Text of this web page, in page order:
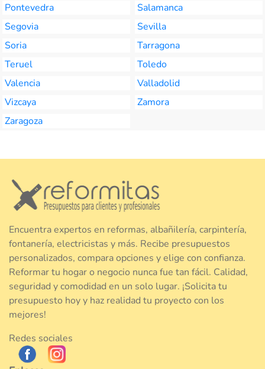
Pontevedra
Salamanca
Segovia
Sevilla
Soria
Tarragona
Teruel
Toledo
Valencia
Valladolid
Vizcaya
Zamora
Zaragoza
Encuentra expertos en reformas, albañilería, carpintería,
fontanería, electricistas y más. Recibe presupuestos
personalizados, compara opciones y elige con confianza.
Reformar tu hogar o negocio nunca fue tan fácil. Calidad,
seguridad y comodidad en un solo lugar. ¡Solicita tu
presupuesto hoy y haz realidad tu proyecto con los
mejores!
Redes sociales